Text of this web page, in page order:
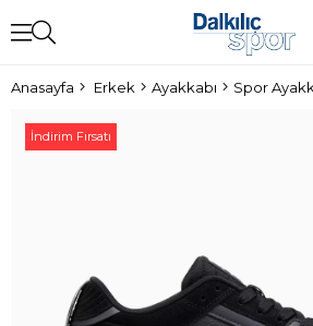
Anasayfa Erkek Ayakkabı Spor
İndirim Fırsatı